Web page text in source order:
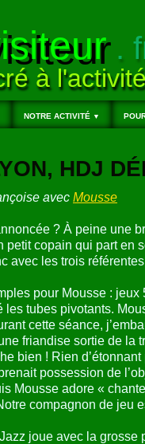
.
à
NOTRE ACTIVITÉ ▼
HDJ
avec Mousse
? À peine une
petit copain qui part
avec les trois
pour Mousse :
tubes pivotants.
cette séance,
friandise sortie de
bien ! Rien
possession de
Mousse adore «
compagnon de jeu
joue avec la